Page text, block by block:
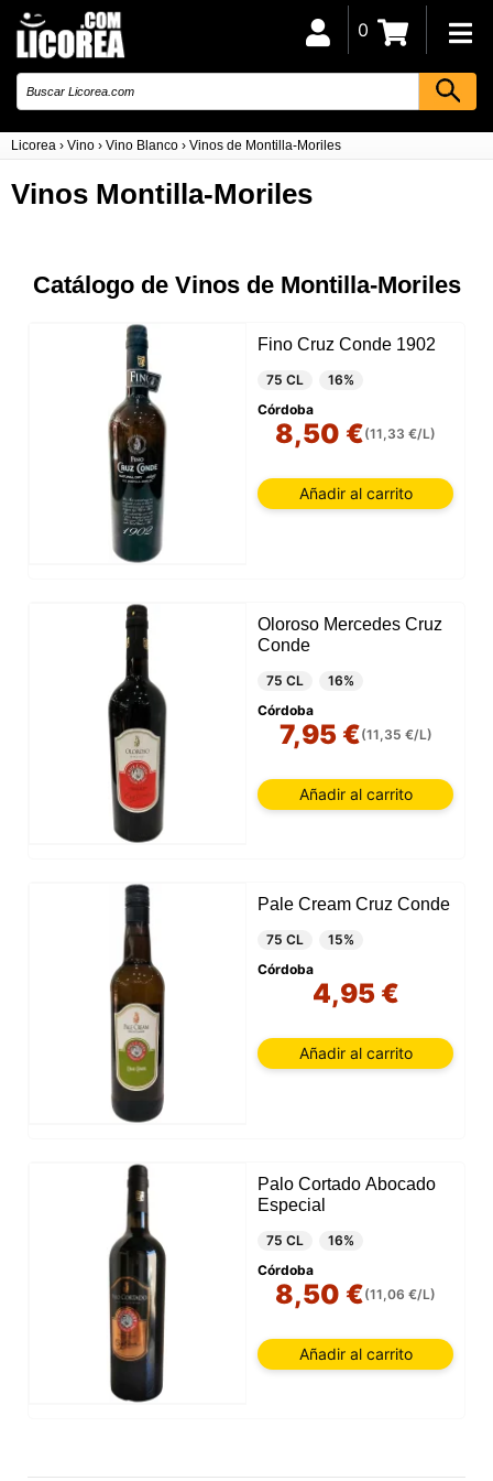
Licorea › Vino › Vino Blanco › Vinos de Montilla-Moriles
0
Vinos Montilla-Moriles
Catálogo de Vinos de Montilla-Moriles
Fino Cruz Conde 1902
75 CL
16%
Córdoba
8,50 €(11,33 €/L)
Añadir al carrito
Oloroso Mercedes Cruz
Conde
75 CL
16%
Córdoba
7,95 €(11,35 €/L)
Añadir al carrito
Pale Cream Cruz Conde
75 CL
15%
Córdoba
4,95 €
Añadir al carrito
Palo Cortado Abocado
Especial
75 CL
16%
Córdoba
8,50 €(11,06 €/L)
Añadir al carrito